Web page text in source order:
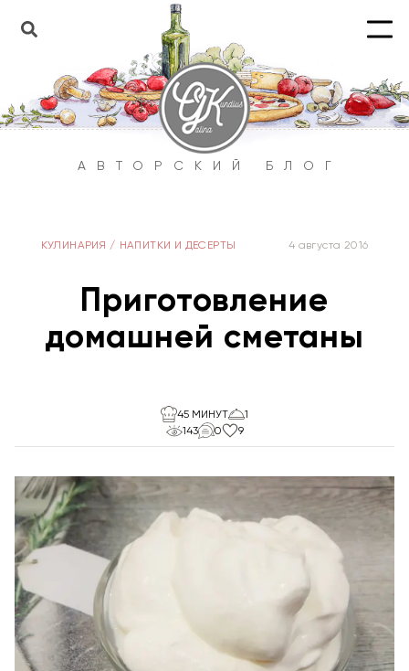
АВТОРСКИЙ БЛОГ
КУЛИНАРИЯ / НАПИТКИ И ДЕСЕРТЫ 4 августа 2016
Приготовление
домашней сметаны
45 МИНУТ
1
143
0 9